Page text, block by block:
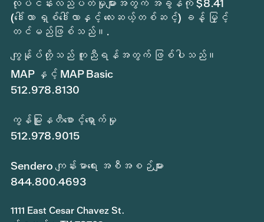
လုပ်ငန်းလည်ပတ်မှုများအတွက် အခွန်ကို $8.41
(ဒေါ်လာ ရှစ်ဒေါ်လာနှင့် လေးဆယ့်တစ်ဆင့်) ခန့် မြှင့်
တင်မည်ဖြစ်သည်။.
ကျွန်ုပ်တို့သည် ကူညီရန်အတွက် ဖြစ်ပါသည်။
MAP နှင့် MAP Basic
512.978.8130
ကွန်မြူနတီစောင့်ရှောက်မှု
512.978.9015
Sendero ကျန်းမာရေး အစီအစဉ်များ
844.800.4693
1111 East Cesar Chavez St.